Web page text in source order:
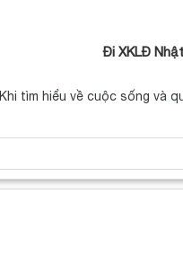
Đi XKLĐ
Khi tìm hiểu về cuộc sống và